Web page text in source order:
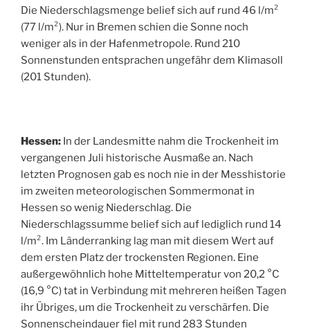
Die Niederschlagsmenge belief sich auf rund 46 l/m²
(77 l/m²). Nur in Bremen schien die Sonne noch
weniger als in der Hafenmetropole. Rund 210
Sonnenstunden entsprachen ungefähr dem Klimasoll
(201 Stunden).
Hessen: In der Landesmitte nahm die Trockenheit im
vergangenen Juli historische Ausmaße an. Nach
letzten Prognosen gab es noch nie in der Messhistorie
im zweiten meteorologischen Sommermonat in
Hessen so wenig Niederschlag. Die
Niederschlagssumme belief sich auf lediglich rund 14
l/m². Im Länderranking lag man mit diesem Wert auf
dem ersten Platz der trockensten Regionen. Eine
außergewöhnlich hohe Mitteltemperatur von 20,2 °C
(16,9 °C) tat in Verbindung mit mehreren heißen Tagen
ihr Übriges, um die Trockenheit zu verschärfen. Die
Sonnenscheindauer fiel mit rund 283 Stunden